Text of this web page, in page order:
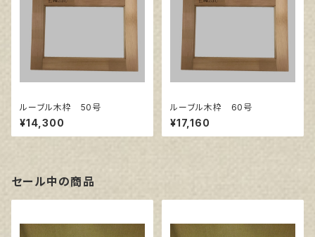
ルーブル木枠 50号
¥14,300
ルーブル木枠 60号
¥17,160
セール中の商品